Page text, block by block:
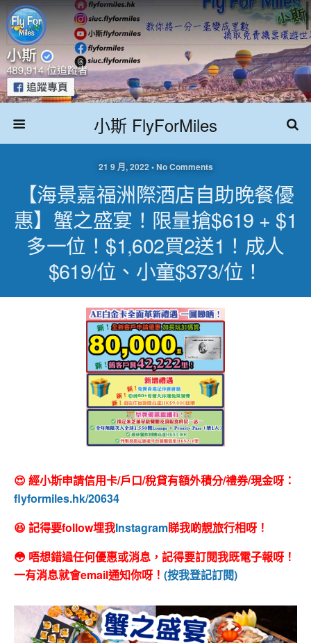
小斯 FlyForMiles
21 9 月, 2022 • No Comments
【海景嘉福洲際酒店自助晚餐優
惠】蟹之盛宴！限量搶$619 + $1
多一位！$1,602買2送1！成人
$619/位、小童$373/位！
😍 經小斯申請信用卡/戶口/稅貸有額外積分/禮券/現金呀：
flyformiles.hk/20634
😆 記得要follow埋我Instagram睇我啲靚旅行相呀！
😳 唔想錯過任何優惠或消息，記得要訂閱我既電子報呀！
一有消息就會email通知你呀！ (按我登記訂閱)